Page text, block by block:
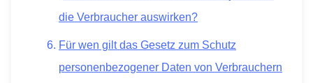
die Verbraucher auswirken?
Für wen gilt das Gesetz zum Schutz
personenbezogener Daten von Verbrauchern